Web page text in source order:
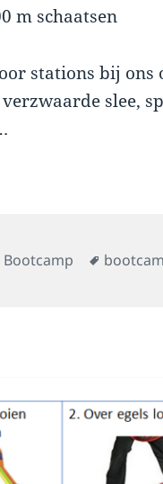
m schaatsen
stations bij
slee,
Categorieën
Bootcamp Tags